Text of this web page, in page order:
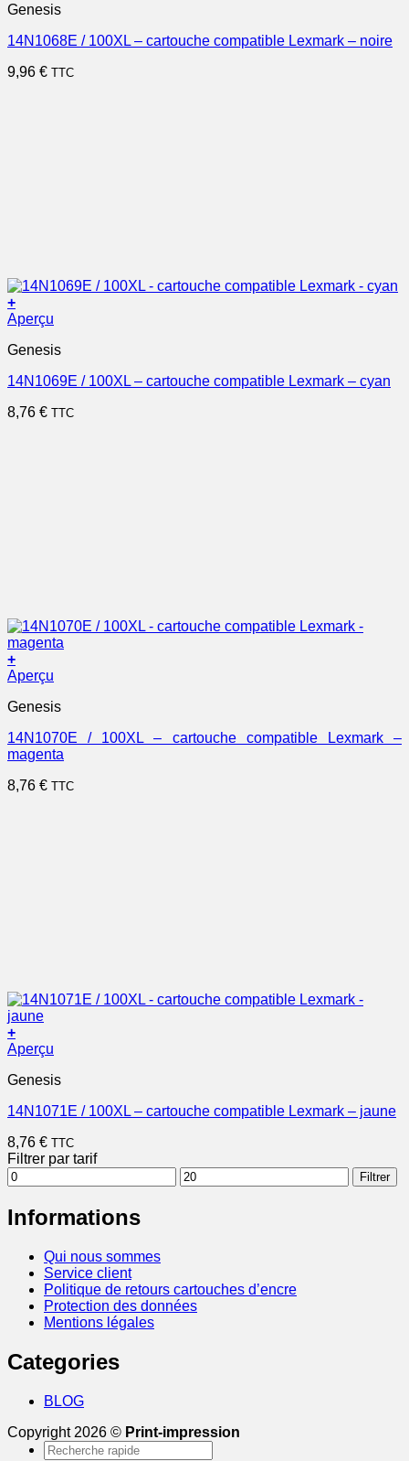
Genesis
14N1068E / 100XL – cartouche compatible Lexmark – noire
9,96 € TTC
+
Aperçu
Genesis
14N1069E / 100XL – cartouche compatible Lexmark – cyan
8,76 € TTC
+
Aperçu
Genesis
14N1070E / 100XL – cartouche compatible Lexmark –
magenta
8,76 € TTC
+
Aperçu
Genesis
14N1071E / 100XL – cartouche compatible Lexmark – jaune
8,76 € TTC
Filtrer par tarif
Prix
min
Prix
max
Filtrer
Informations
Qui nous sommes
Service client
Politique de retours cartouches d’encre
Protection des données
Mentions légales
Categories
BLOG
Copyright 2026 © Print-impression
Recherche